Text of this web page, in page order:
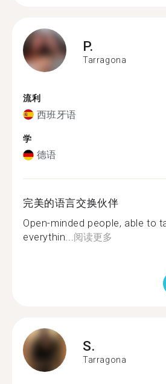
P.
Tarragona
流利
西班牙语
学
德语
完美的语言交换伙伴
Open-minded people, able to
everythin...阅读更多
S.
Tarragona